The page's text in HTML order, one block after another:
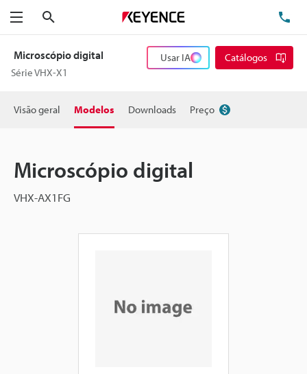
Menu
Microscópio digital
Série VHX-X1
Usar IA Catálogos
Visão geral Modelos Downloads Preço
Microscópio digital
VHX-AX1FG